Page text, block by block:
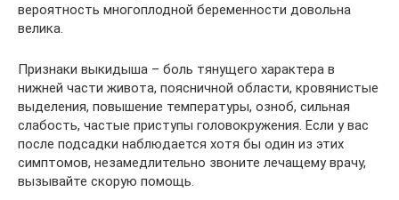
вероятность многоплодной беременности довольна
велика.
Признаки выкидыша – боль тянущего характера в
нижней части живота, поясничной области, кровянистые
выделения, повышение температуры, озноб, сильная
слабость, частые приступы головокружения. Если у вас
после подсадки наблюдается хотя бы один из этих
симптомов, незамедлительно звоните лечащему врачу,
вызывайте скорую помощь.